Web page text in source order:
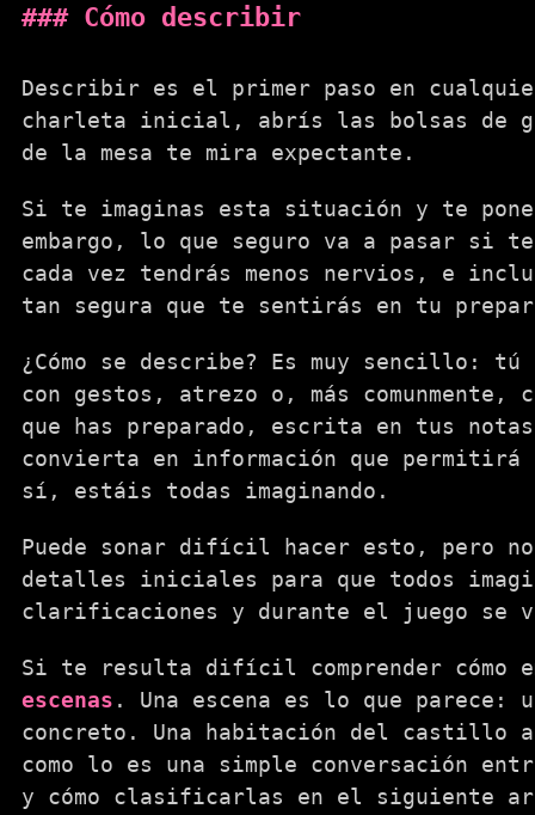
Cómo describir
Describir es el primer paso en
charleta inicial, abrís las bolsas de
de la mesa te mira expectante.
Si te imaginas esta situación y te
embargo, lo que seguro va a pasar si
cada vez tendrás menos nervios, e
tan segura que te sentirás en tu
¿Cómo se describe? Es muy sencillo:
con gestos, atrezo o, más
que has preparado, escrita en tus
convierta en información que permitirá
sí, estáis todas imaginando.
Puede sonar difícil hacer esto, pero
detalles iniciales para que todos
clarificaciones y durante el juego se
Si te resulta difícil comprender cómo
escenas . Una escena es lo que parece:
concreto. Una habitación del castillo
como lo es una simple conversación
y cómo clasificarlas en el siguiente